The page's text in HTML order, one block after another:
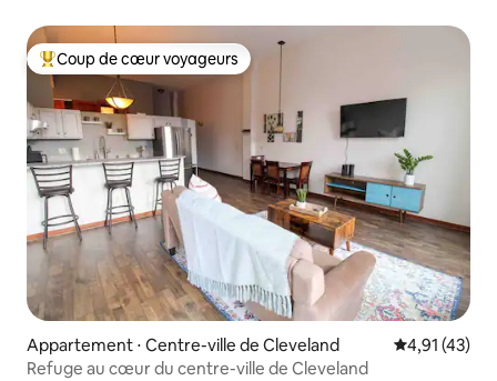
Coups de cœur voyageurs les plus appréciés
Coup de cœur voyageurs
Appartement ⋅ Centre-ville de Cleveland Évaluation
4,91 (43)
Refuge au cœur du centre-ville de Cleveland